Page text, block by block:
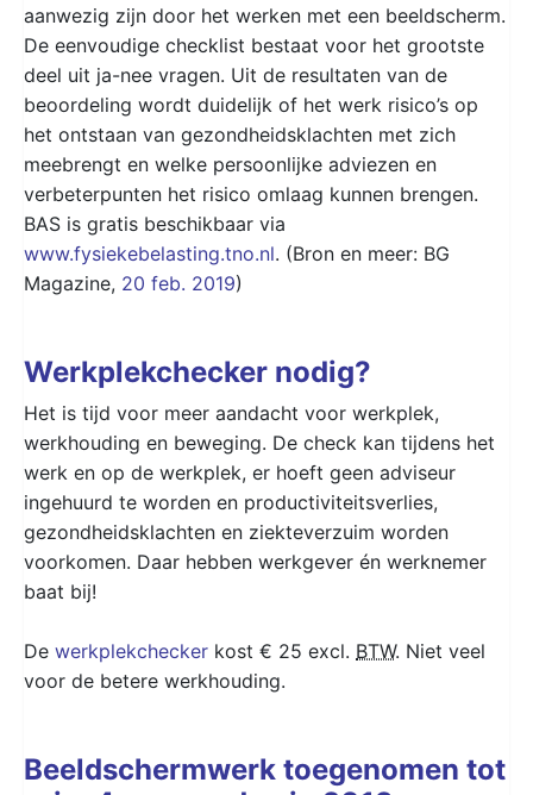
aanwezig zijn door het werken met een beeldscherm.
De eenvoudige checklist bestaat voor het grootste
deel uit ja-nee vragen. Uit de resultaten van de
beoordeling wordt duidelijk of het werk risico’s op
het ontstaan van gezondheidsklachten met zich
meebrengt en welke persoonlijke adviezen en
verbeterpunten het risico omlaag kunnen brengen.
BAS is gratis beschikbaar via
www.fysiekebelasting.tno.nl. (Bron en meer: BG
Magazine, 20 feb. 2019)
Werkplekchecker nodig?
Het is tijd voor meer aandacht voor werkplek,
werkhouding en beweging. De check kan tijdens het
werk en op de werkplek, er hoeft geen adviseur
ingehuurd te worden en productiviteitsverlies,
gezondheidsklachten en ziekteverzuim worden
voorkomen. Daar hebben werkgever én werknemer
baat bij!
De werkplekchecker kost € 25 excl. BTW. Niet veel
voor de betere werkhouding.
Beeldschermwerk toegenomen tot